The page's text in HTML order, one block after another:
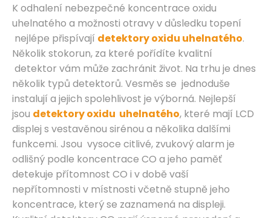
K odhalení nebezpečné koncentrace oxidu
uhelnatého a možnosti otravy v důsledku topení
nejlépe přispívají detektory oxidu uhelnatého.
Několik stokorun, za které pořídíte kvalitní
detektor vám může zachránit život. Na trhu je dnes
několik typů detektorů. Vesměs se jednoduše
instalují a jejich spolehlivost je výborná. Nejlepší
jsou detektory oxidu uhelnatého, které mají LCD
displej s vestavěnou sirénou a několika dalšími
funkcemi. Jsou vysoce citlivé, zvukový alarm je
odlišný podle koncentrace CO a jeho paměť
detekuje přítomnost CO i v době vaší
nepřítomnosti v místnosti včetně stupně jeho
koncentrace, který se zaznamená na displeji.